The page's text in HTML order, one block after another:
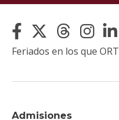
Admisiones
Feriados en los que